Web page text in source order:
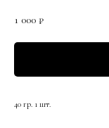
1 000 ₽
40 гр. 1 шт.